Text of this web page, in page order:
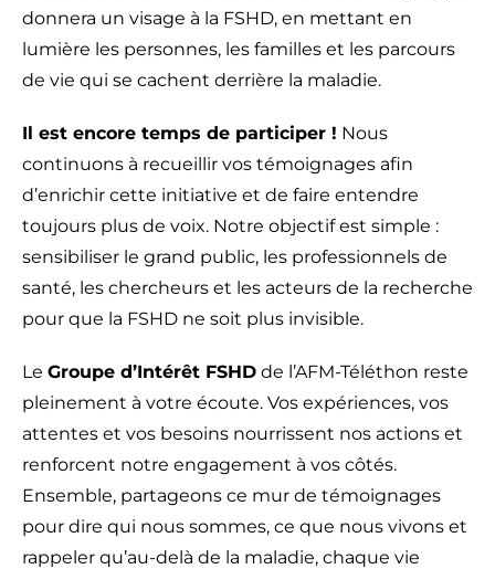
donnera un visage à la FSHD, en mettant en
lumière les personnes, les familles et les parcours
de vie qui se cachent derrière la maladie.
Il est encore temps de participer ! Nous
continuons à recueillir vos témoignages afin
d’enrichir cette initiative et de faire entendre
toujours plus de voix. Notre objectif est simple :
sensibiliser le grand public, les professionnels de
santé, les chercheurs et les acteurs de la recherche
pour que la FSHD ne soit plus invisible.
Le Groupe d’Intérêt FSHD de l’AFM-Téléthon reste
pleinement à votre écoute. Vos expériences, vos
attentes et vos besoins nourrissent nos actions et
renforcent notre engagement à vos côtés.
Ensemble, partageons ce mur de témoignages
pour dire qui nous sommes, ce que nous vivons et
rappeler qu’au-delà de la maladie, chaque vie